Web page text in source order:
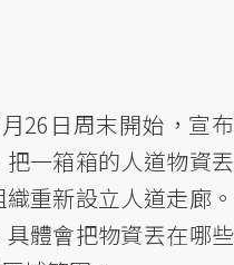
26日周末開始，宣布
一箱箱的人道物資丟
重新設立人道走廊。
體會把物資丟在哪些